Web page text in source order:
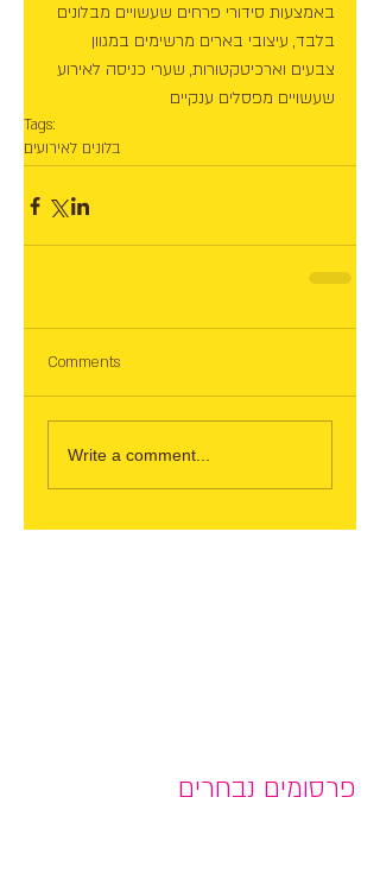
באמצעות סידורי פרחים שעשויים מבלונים
בלבד, עיצובי בארים מרשימים במגוון
צבעים וארכיטקטורות, שערי כניסה לאירוע
שעשויים מפסלים ענקיים
Tags:
בלונים לאירועים
Comments
Write a comment...
פרסומים נבחרים